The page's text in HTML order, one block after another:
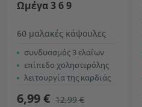
Ωμέγα 3 6 9
60 μαλακές κάψουλες
συνδυασμός 3 ελαίων
επίπεδο χοληστερόλης
λειτουργία της καρδιάς
6,99 € 12,99 €